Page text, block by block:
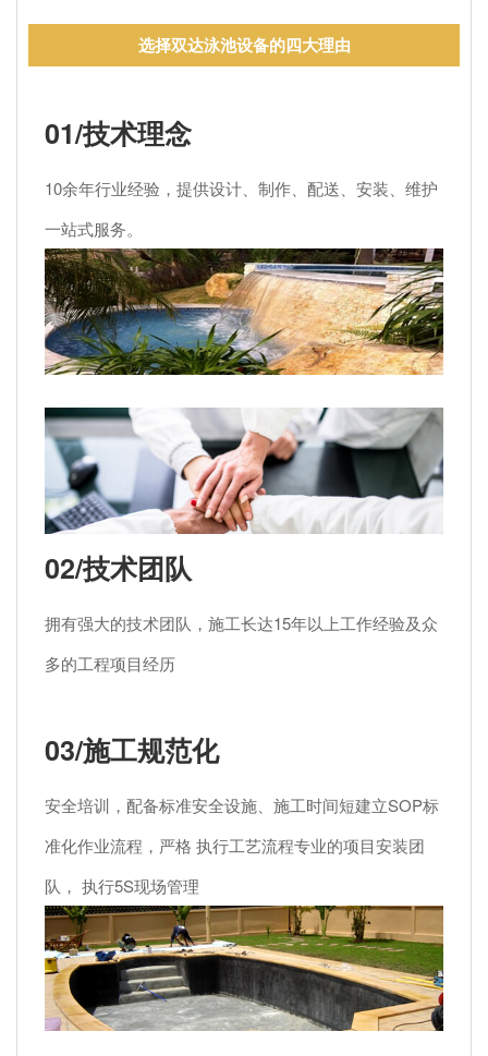
选择双达泳池设备的四大理由
01/技术理念
10余年行业经验，提供设计、制作、配送、安装、维护
一站式服务。
02/技术团队
拥有强大的技术团队，施工长达15年以上工作经验及众
多的工程项目经历
03/施工规范化
安全培训，配备标准安全设施、施工时间短建立SOP标
准化作业流程，严格 执行工艺流程专业的项目安装团
队， 执行5S现场管理